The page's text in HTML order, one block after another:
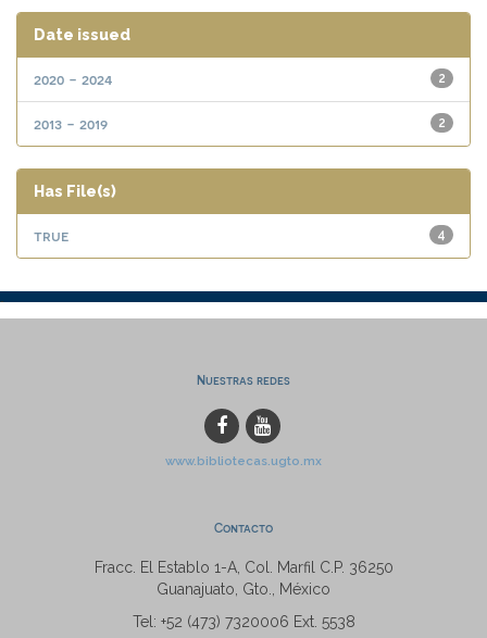
Date issued
2
2020 - 2024
2
2013 - 2019
Has File(s)
4
true
Nuestras redes
www.bibliotecas.ugto.mx
Contacto
Fracc. El Establo 1-A, Col. Marfil C.P. 36250
Guanajuato, Gto., México
Tel: +52 (473) 7320006 Ext. 5538